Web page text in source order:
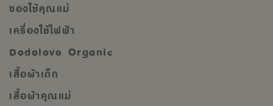
ของใช้คุณแม่
เครื่องใช้ไฟฟ้า
Dodolove Organic
เสื้อผ้าเด็ก
เสื้อผ้าคุณแม่